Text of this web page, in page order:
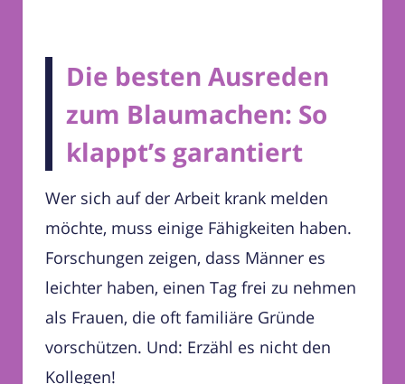
Die besten Ausreden
zum Blaumachen: So
klappt’s garantiert
Wer sich auf der Arbeit krank melden
möchte, muss einige Fähigkeiten haben.
Forschungen zeigen, dass Männer es
leichter haben, einen Tag frei zu nehmen
als Frauen, die oft familiäre Gründe
vorschützen. Und: Erzähl es nicht den
Kollegen!